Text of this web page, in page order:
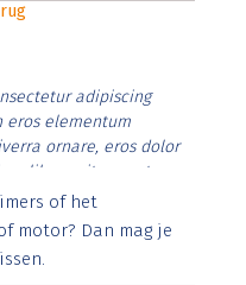
adipiscing
eros elementum
ornare, eros dolor
libero vitae erat.
id rutrum lorem
tristique posuere.
of het
motor? Dan mag je